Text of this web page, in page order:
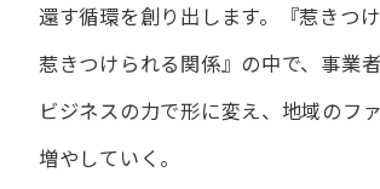
還す循環を​創り出します。
『惹きつけ
惹きつけられる​関係』の​中で、​事業
ビジネスの​力で​形に​変え、 地域の​フ
増やしていく。